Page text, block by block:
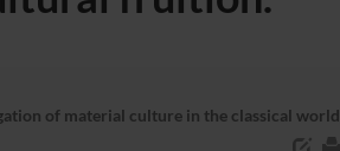
of material culture in the classical world